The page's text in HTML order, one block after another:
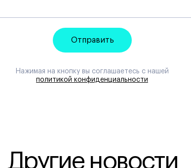
Отправить
Нажимая на кнопку вы соглашаетесь с нашей
политикой конфиденциальности
Другие новости